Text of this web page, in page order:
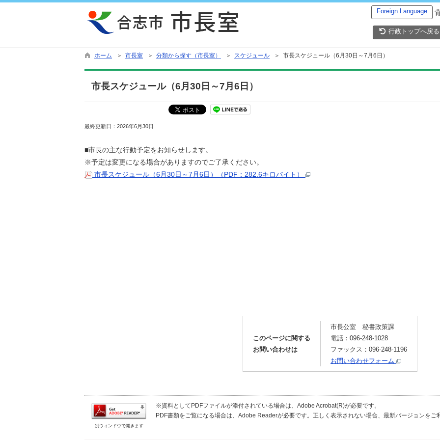
Foreign Language
行政トップへ戻る
ホーム ＞ 市長室 ＞ 分類から探す（市長室） ＞ スケジュール ＞ 市長スケジュール（6月30日～7月6日）
市長スケジュール（6月30日～7月6日）
最終更新日： 2026年6月30日
■市長の主な行動予定をお知らせします。
※予定は変更になる場合がありますのでご了承ください。
市長スケジュール（6月30日～7月6日）（PDF：282.6キロバイト）
このページに関する
お問い合わせは
市長公室 秘書政策課
電話：096-248-1028
ファックス：096-248-1196
お問い合わせフォーム
別ウィンドウで開きます
※資料としてPDFファイルが添付されている場合は、Adobe Acrobat(R)が必要です。
PDF書類をご覧になる場合は、Adobe Readerが必要です。正しく表示されない場合、最新バージョンをご